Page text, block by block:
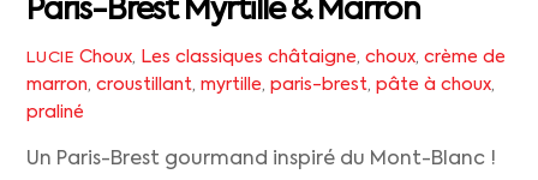
Paris-Brest Myrtille & Marron
LUCIE Choux, Les classiques châtaigne, choux, crème de
marron,croustillant,myrtille,paris-brest,pâte à choux,
praliné
Un Paris-Brest gourmand inspiré du Mont-Blanc !